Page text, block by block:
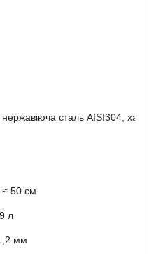
сталь AISI304,
≈ 50 см
л
мм